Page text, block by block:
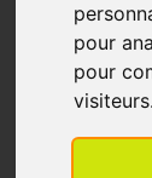
pour
pour
visiteurs.